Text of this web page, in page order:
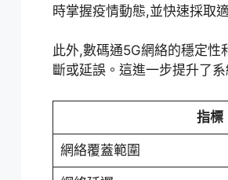
時掌握疫情動態,並快速採取
此外,數碼通5G網絡的穩定
斷或延誤。這進一步提升了
指標
網絡覆蓋範圍